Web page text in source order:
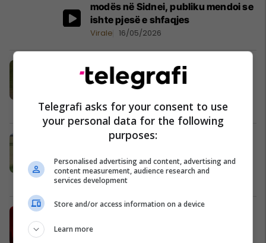
modës në Sidnei, publiku mendoi se
ishte pjesë e shfaqjes
Virale 16/05/2026
Papa Leo 'zgjedh rehatinë' - Nike të
bardha në vend të këpucëve
tradicionale
Virale 15/05/2026
Policia në Francë po i paralajmëron
kujdesshëm për drerët "e dehur"
Virale 13/05/2026
drejtpërdrejt në BBC në vend të një
Telegrafi asks for your consent to use
your personal data for the following
purposes:
Personalised advertising and content, advertising and
content measurement, audience research and
services development
Store and/or access information on a device
Learn more